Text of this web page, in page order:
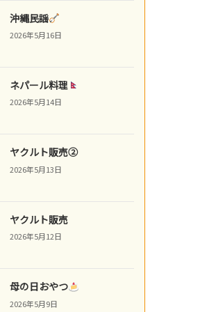
沖縄民謡
2026年5月16日
ネパール料理
2026年5月14日
ヤクルト販売②
2026年5月13日
ヤクルト販売
2026年5月12日
母の日おやつ
2026年5月9日